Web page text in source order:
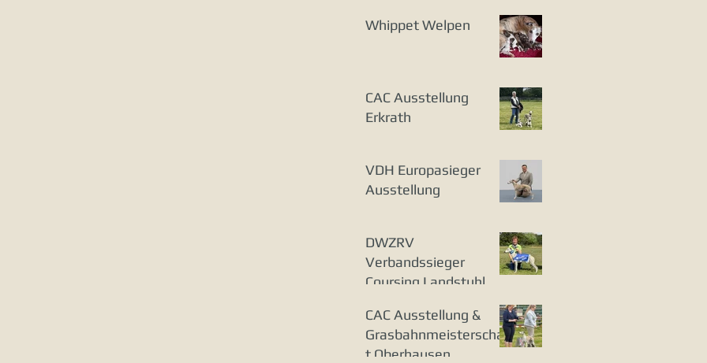
Whippet Welpen
CAC Ausstellung
Erkrath
VDH Europasieger
Ausstellung
DWZRV
Verbandssieger
Coursing Landstuhl
CAC Ausstellung &
Grasbahnmeisterschaf
t Oberhausen